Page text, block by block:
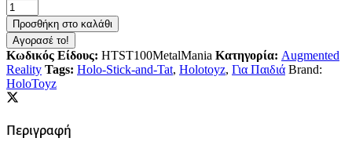
Προσθήκη στο καλάθι
Αγορασέ το!
Κωδικός Είδους: HTST100MetalMania Κατηγορία: Augmented
Reality Tags: Holo-Stick-and-Tat, Holotoyz, Για Παιδιά Brand:
HoloToyz
Περιγραφή